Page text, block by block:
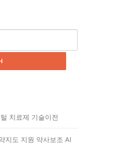
치료제 기술이전
지도 지원 약사보조 AI